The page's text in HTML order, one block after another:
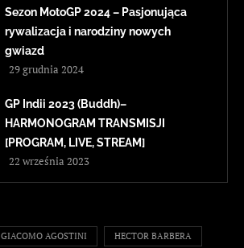
Sezon MotoGP 2024 – Pasjonująca
rywalizacja i narodziny nowych
gwiazd
29 grudnia 2024
GP Indii 2023 (Buddh)–
HARMONOGRAM TRANSMISJI
[PROGRAM, LIVE, STREAM]
22 września 2023
GIACOMO AGOSTINI HECTOR BARBERA